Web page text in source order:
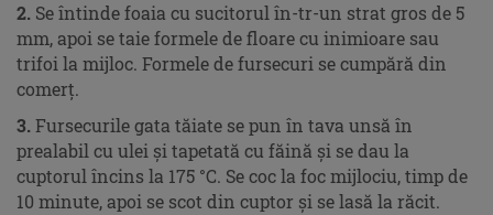
2. Se întinde foaia cu sucitorul în-tr-un strat gros de 5
mm, apoi se taie formele de floare cu inimioare sau
trifoi la mijloc. Formele de fur­securi se cumpără din
comerţ.
3.Fursecurile gata tăiate se pun în tava unsă în
prealabil cu ulei şi tapetată cu făină şi se dau la
cuptorul încins la 175 °C. Se coc la foc mijlociu, timp de
10 minute, apoi se scot din cuptor şi se lasă la răcit.